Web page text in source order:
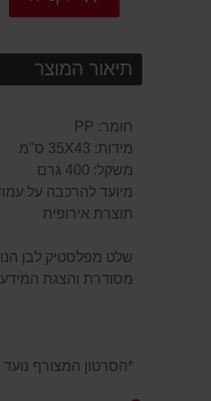
תיאור המוצר
חומר: PP
מידות: 35X43 ס"מ
משקל: 400 גרם
מיועד להרכבה על
תוצרת אירופית
שלט מפלסטיק לבן
מסודרת והצגת
*הסרטון המצורף